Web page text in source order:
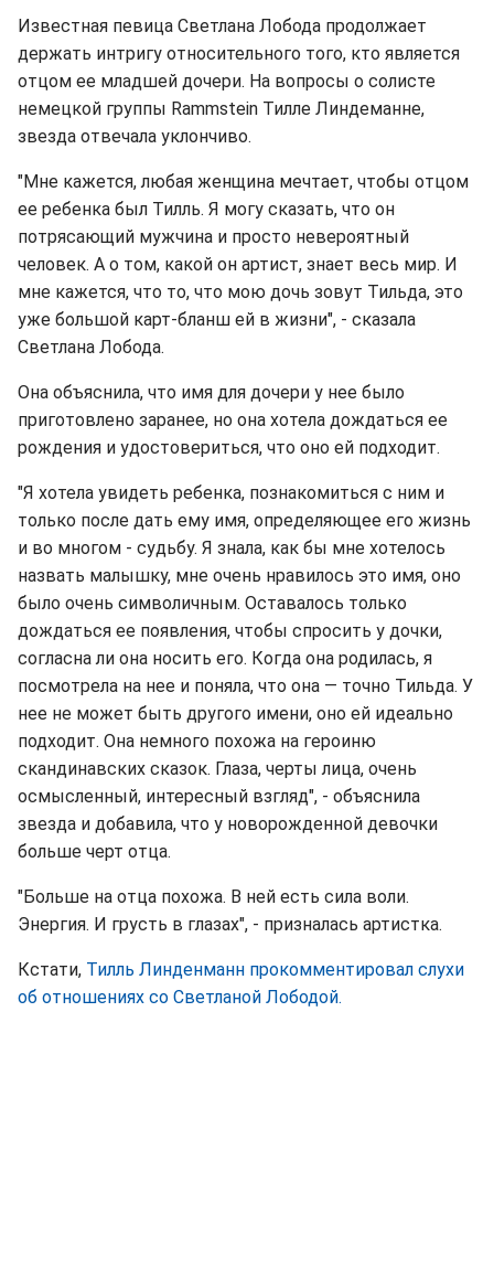
Известная певица Светлана Лобода продолжает
держать интригу относительного того, кто является
отцом ее младшей дочери. На вопросы о солисте
немецкой группы Rammstein Тилле Линдеманне,
звезда отвечала уклончиво.
"Мне кажется, любая женщина мечтает, чтобы отцом
ее ребенка был Тилль. Я могу сказать, что он
потрясающий мужчина и просто невероятный
человек. А о том, какой он артист, знает весь мир. И
мне кажется, что то, что мою дочь зовут Тильда, это
уже большой карт-бланш ей в жизни", - сказала
Светлана Лобода.
Она объяснила, что имя для дочери у нее было
приготовлено заранее, но она хотела дождаться ее
рождения и удостовериться, что оно ей подходит.
"Я хотела увидеть ребенка, познакомиться с ним и
только после дать ему имя, определяющее его жизнь
и во многом - судьбу. Я знала, как бы мне хотелось
назвать малышку, мне очень нравилось это имя, оно
было очень символичным. Оставалось только
дождаться ее появления, чтобы спросить у дочки,
согласна ли она носить его. Когда она родилась, я
посмотрела на нее и поняла, что она — точно Тильда. У
нее не может быть другого имени, оно ей идеально
подходит. Она немного похожа на героиню
скандинавских сказок. Глаза, черты лица, очень
осмысленный, интересный взгляд", - объяснила
звезда и добавила, что у новорожденной девочки
больше черт отца.
"Больше на отца похожа. В ней есть сила воли.
Энергия. И грусть в глазах", - призналась артистка.
Кстати, Тилль Линденманн прокомментировал слухи
об отношениях со Светланой Лободой.